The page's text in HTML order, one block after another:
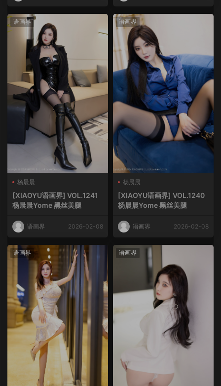
语画界
杨晨晨
[XIAOYU语画界] VOL.1241
杨晨晨Yome 黑丝美腿
语画界 2026-02-08
语画界
杨晨晨
[XIAOYU语画界] VOL.1240
杨晨晨Yome 黑丝美腿
语画界 2026-02-08
语画界 语画界